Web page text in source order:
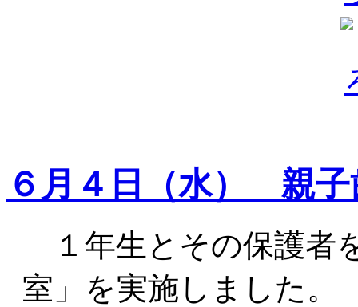
６月４日（水） 親子
１年生とその保護者
室」を実施しました。